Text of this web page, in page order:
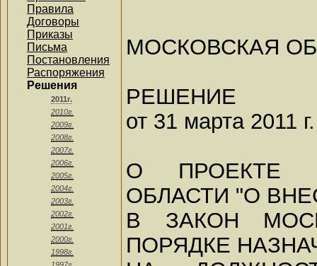
Правила
Договоры
Приказы
Письма
Постановления
Распоряжения
Решения
2011г.
2010г.
2009г.
2008г.
2007г.
2006г.
2005г.
2004г.
2003г.
2002г.
2001г.
2000г.
1998г.
МОСКОВСКАЯ
РЕШЕНИЕ
от 31 марта 2011
О ПРОЕКТЕ
ОБЛАСТИ "О
В ЗАКОН
ПОРЯДКЕ